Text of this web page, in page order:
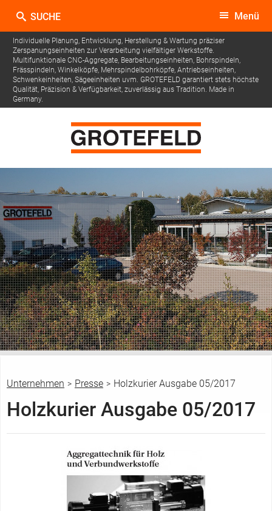
Menü
Individuelle Planung, Entwicklung, Herstellung & Wartung präziser
Zerspanungseinheiten zur Verarbeitung vielfältiger Werkstoffe.
Multifunktionale CNC-Aggregate, Bearbeitungseinheiten, Bohrspindeln,
Frässpindeln, Winkelköpfe, Mehrspindelbohrköpfe, Antriebseinheiten,
Schwenkeinheiten, Sägeeinheiten uvm. GROTEFELD garantiert stets höchste
Qualität, Präzision & Verfügbarkeit, zuverlässig aus Tradition. Made in
Germany.
i
Unternehmen > Presse > Holzkurier Ausgabe 05/2017
Holzkurier Ausgabe 05/2017